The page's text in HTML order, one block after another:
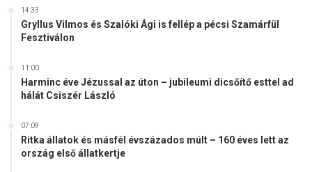
t
,
n
14:33
Gryllus Vilmos és Szalóki Ági is fellép a pécsi Szamárfül
Fesztiválon
11:00
Harminc éve Jézussal az úton – jubileumi dicsőítő esttel ad
hálát Csiszér László
07:09
Ritka állatok és másfél évszázados múlt – 160 éves lett az
ország első állatkertje